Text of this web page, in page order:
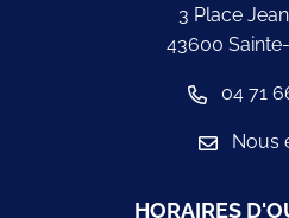
3 Place
43600
04 71
Nous
HORAIRES